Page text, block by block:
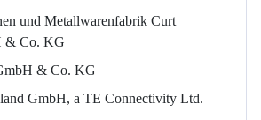
und Metallwarenfabrik Curt
& Co. KG
& Co. KG
GmbH, a TE Connectivity Ltd.